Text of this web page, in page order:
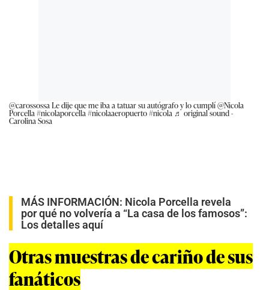
@carossossaLe dije que me iba a tatuar su autógrafo y lo cumplí @Nicola
Porcella#nicolaporcella#nicolaaeropuerto#nicola ♬ original sound -
Carolina Sosa
MÁS INFORMACIÓN: Nicola Porcella revela
por qué no volvería a “La casa de los famosos”:
Los detalles aquí
Otras muestras de cariño de sus
fanáticos